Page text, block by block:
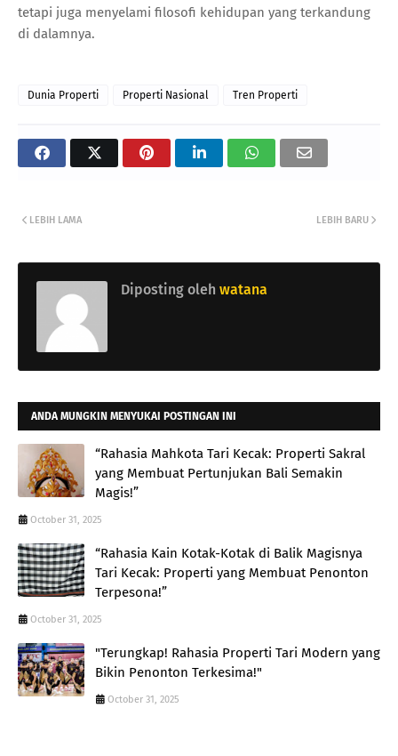
tetapi juga menyelami filosofi kehidupan yang terkandung
di dalamnya.
Dunia Properti Properti Nasional Tren Properti
LEBIH BARU
LEBIH LAMA
Diposting oleh watana
ANDA MUNGKIN MENYUKAI POSTINGAN INI
“Rahasia Mahkota Tari Kecak: Properti Sakral
yang Membuat Pertunjukan Bali Semakin
Magis!”
October 31, 2025
“Rahasia Kain Kotak-Kotak di Balik Magisnya
Tari Kecak: Properti yang Membuat Penonton
Terpesona!”
October 31, 2025
"Terungkap! Rahasia Properti Tari Modern yang
Bikin Penonton Terkesima!"
October 31, 2025